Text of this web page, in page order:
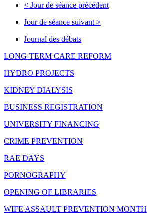
< Jour de séance précédent
Jour de séance suivant >
Journal des débats
LONG-TERM CARE REFORM
HYDRO PROJECTS
KIDNEY DIALYSIS
BUSINESS REGISTRATION
UNIVERSITY FINANCING
CRIME PREVENTION
RAE DAYS
PORNOGRAPHY
OPENING OF LIBRARIES
WIFE ASSAULT PREVENTION MONTH